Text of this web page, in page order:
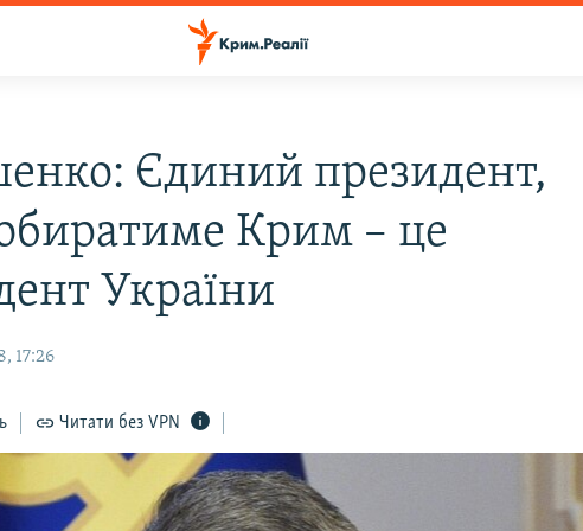
Єдиний президент,
Крим – це
України
17:26
Читати без VPN